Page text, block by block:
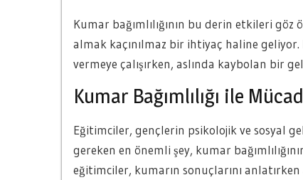
Kumar bağımlılığının bu derin etkileri
almak kaçınılmaz bir ihtiyaç haline
vermeye çalışırken, aslında kaybolan bir
Kumar Bağımlılığı ile
Eğitimciler, gençlerin psikolojik ve sosyal
gereken en önemli şey, kumar
eğitimciler, kumarın sonuçlarını